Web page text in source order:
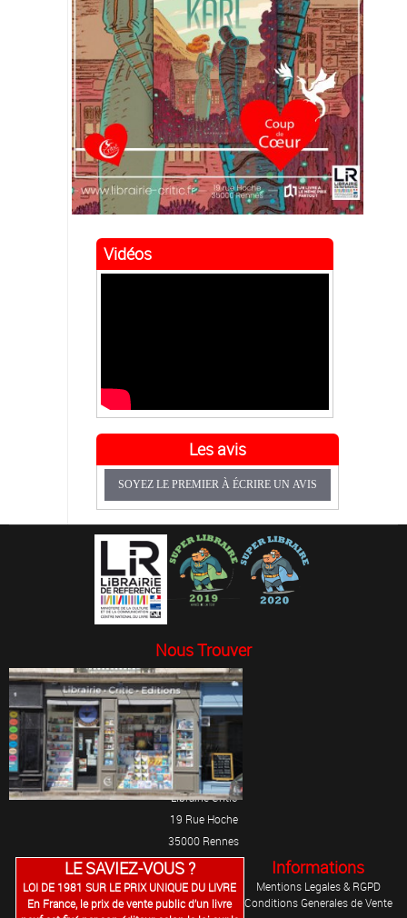
Vidéos
Les avis
SOYEZ LE PREMIER À ÉCRIRE UN AVIS
Nous Trouver
Librairie Critic
19 Rue Hoche
35000 Rennes
LE SAVIEZ-VOUS ?
LOI DE 1981 SUR LE PRIX UNIQUE DU LIVRE
En France, le prix de vente public d’un livre
Informations
Mentions Legales & RGPD
Conditions Generales de Vente